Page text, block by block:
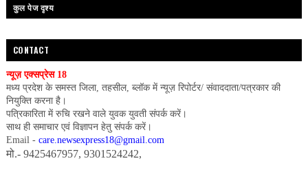
कुल पेज दृश्य
CONTACT
न्यूज़ एक्सप्रेस 18
मध्य प्रदेश के समस्त जिला, तहसील, ब्लॉक में न्यूज़ रिपोर्टर/ संवाददाता/पत्रकार की
नियुक्ति करना है।
पत्रिकारिता में रुचि रखने वाले युवक युवती संपर्क करें।
साथ ही समाचार एवं विज्ञापन हेतु संपर्क करें।
Email - care.newsexpress18@gmail.com
मो.- 9425467957, 9301524242,